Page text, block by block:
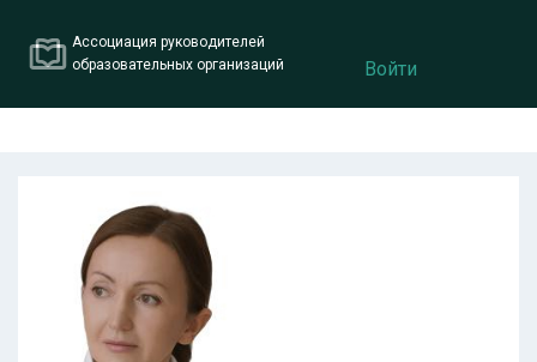
Ассоциация руководителей
образовательных организаций
Войти